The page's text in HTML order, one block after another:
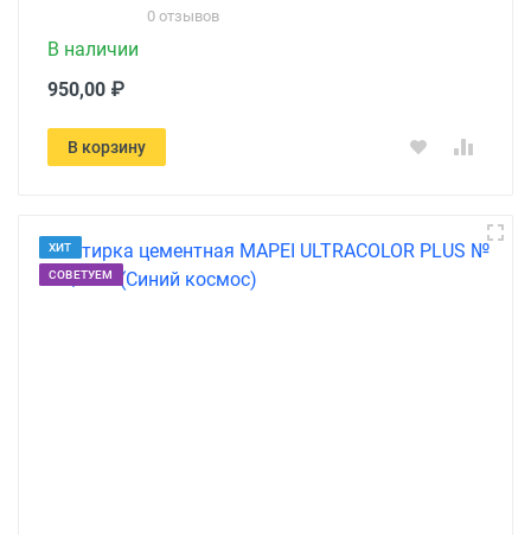
0 отзывов
В наличии
950,00 ₽
В корзину
ХИТ
СОВЕТУЕМ